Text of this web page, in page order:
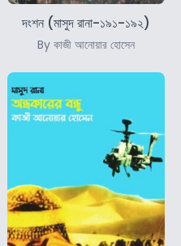
দংশন (মাসুদ রানা-১৯১-১৯২)
By কাজী আনোয়ার হোসেন